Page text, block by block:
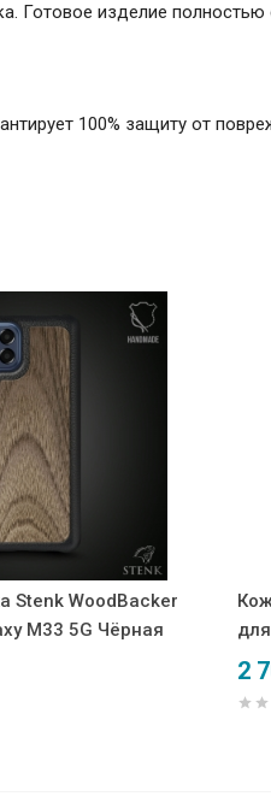
Готовое изделие полностью
100% защиту от
Stenk WoodBacker
M33 5G Чёрная
2